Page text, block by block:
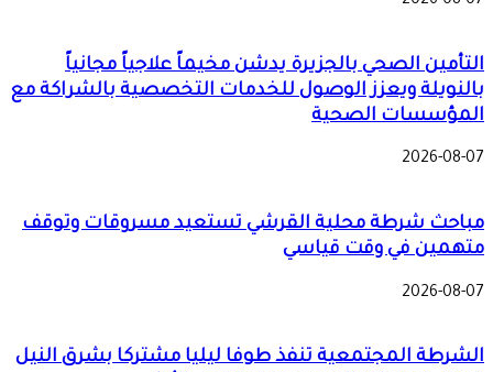
التأمين الصحي بالجزيرة يدشن مخيماً علاجياً مجانياً
بالنويلة ويعزز الوصول للخدمات التخصصية بالشراكة مع
المؤسسات الصحية
2026-08-07
مباحث شرطة محلية القرشي تستعيد مسروقات وتوقف
متهمين في وقت قياسي
2026-08-07
الشرطة المجتمعية تنفذ طوفا ليليا مشتركا بشرق النيل